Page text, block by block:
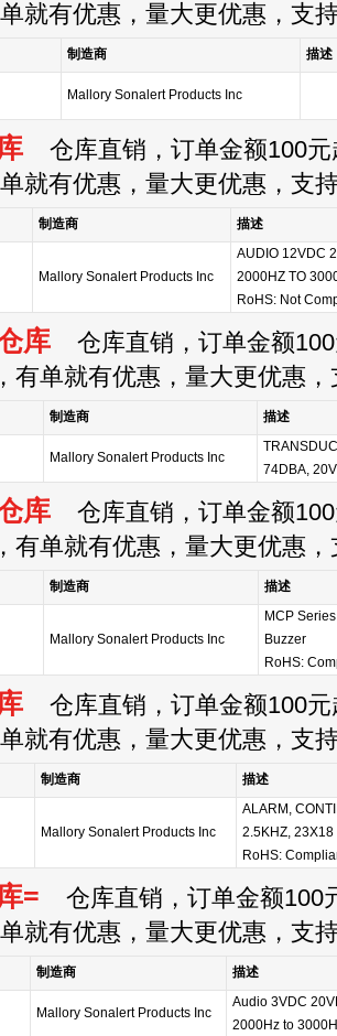
就有优惠，量大更优惠，支
制造商
描述
Mallory Sonalert Products Inc
仓库直销，订单金额100元
就有优惠，量大更优惠，支
制造商 描述
Mallory Sonalert Products Inc
AUDIO 12VDC
2000HZ TO
RoHS: Not
库 仓库直销，订单金额
有单就有优惠，量大更优惠
制造商
描述
Mallory Sonalert Products Inc
74DBA,
库 仓库直销，订单金额
有单就有优惠，量大更优惠
制造商 描述
Mallory Sonalert Products Inc
MCP
Buzzer
RoHS:
仓库直销，订单金额100元
就有优惠，量大更优惠，支
制造商 描述
Mallory Sonalert Products Inc
ALARM,
2.5KHZ, 23X18
RoHS:
= 仓库直销，订单金额100
就有优惠，量大更优惠，支
制造商
描述
Mallory Sonalert Products Inc
Audio 3VDC
2000Hz to